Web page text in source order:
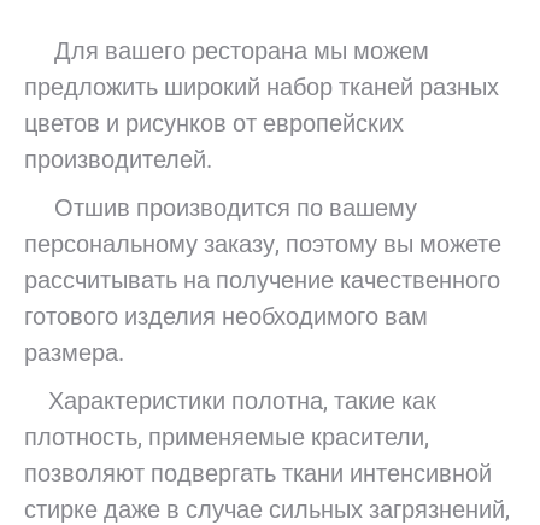
Для вашего ресторана мы можем
предложить широкий набор тканей разных
цветов и рисунков от европейских
производителей.
Отшив производится по вашему
персональному заказу, поэтому вы можете
рассчитывать на получение качественного
готового изделия необходимого вам
размера.
Характеристики полотна, такие как
плотность, применяемые красители,
позволяют подвергать ткани интенсивной
стирке даже в случае сильных загрязнений,